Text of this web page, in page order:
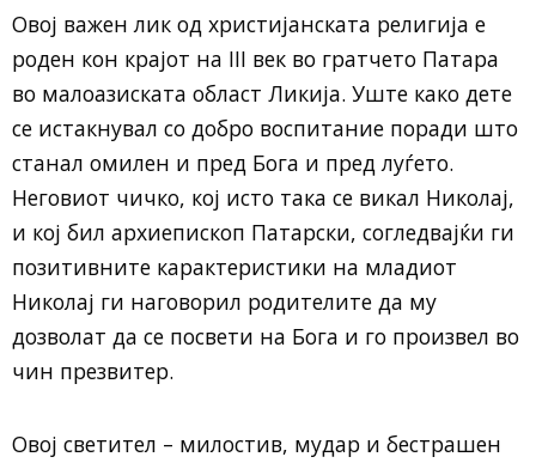
Овој важен лик од христијанската религија е
роден кон крајот на III век во гратчето Патара
во малоазиската област Ликија. Уште како дете
се истакнувал со добро воспитание поради што
станал омилен и пред Бога и пред луѓето.
Неговиот чичко, кој исто така се викал Николај,
и кој бил архиепископ Патарски, согледвајќи ги
позитивните карактеристики на младиот
Николај ги наговоpил родителите да му
дозволат да се посвети на Бога и го произвел во
чин презвитер.
Овој светител – милостив, мудар и бecтрашен